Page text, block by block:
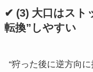
✔ (3) 大口はスト
転換”しやすい
“狩った後に逆方向に